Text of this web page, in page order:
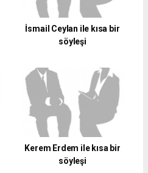
İsmail Ceylan ile kısa bir
söyleşi
Kerem Erdem ile kısa bir
söyleşi